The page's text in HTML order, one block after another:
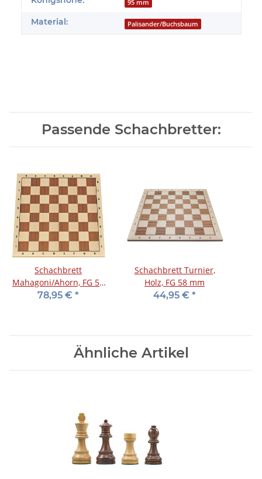
95 mm
Material: Palisander/Buchsbaum
Passende Schachbretter:
Schachbrett
Mahagoni/Ahorn, FG 58
mm
78,95 € *
Schachbrett Turnier,
Holz, FG 58 mm
44,95 € *
Ähnliche Artikel